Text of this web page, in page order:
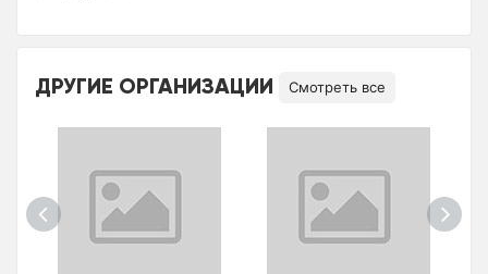
ДРУГИЕ ОРГАНИЗАЦИИ Смотреть все